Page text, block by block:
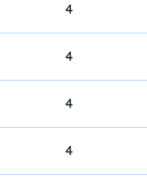
4
4
4
4